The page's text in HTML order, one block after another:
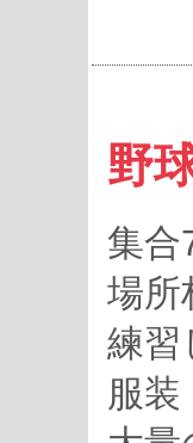
野
集合
場所
練習
服